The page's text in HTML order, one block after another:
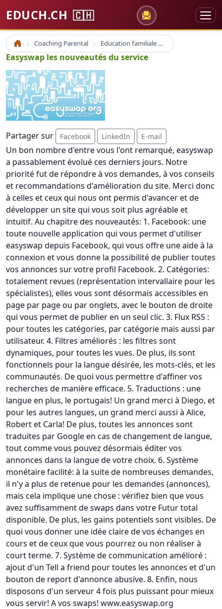
EDUCH.CH 🇨🇭
Accueil Coaching Parental Education familiale Parentalité Parent
Easyswap les nouveautés du service
Partager sur Facebook LinkedIn E-mail
Un bon nombre d'entre vous l'ont remarqué, easyswap
a passablement évolué ces derniers jours. Notre
priorité fut de répondre à vos demandes, à vos conseils
et recommandations d'amélioration du site. Merci donc
à celles et ceux qui nous ont permis d'avancer et de
développer un site qui vous soit plus agréable et
intuitif. Au chapitre des nouveautés: 1. Facebook: une
toute nouvelle application qui vous permet d'utiliser
easyswap depuis Facebook, qui vous offre une aide à la
connexion et vous donne la possibilité de publier toutes
vos annonces sur votre profil Facebook. 2. Catégories:
totalement revues (représentation intervallaire pour les
spécialistes), elles vous sont désormais accessibles en
page par page ou par onglets, avec le bouton de droite
qui vous permet de publier en un seul clic. 3. Flux RSS :
pour toutes les catégories, par catégorie mais aussi par
utilisateur. 4. Filtres améliorés : les filtres sont
dynamiques, pour toutes les vues. De plus, ils sont
fonctionnels pour la langue désirée, les mots-clés, et les
communautés. De quoi vous permettre d'affiner vos
recherches de manière efficace. 5. Traductions : une
langue en plus, le portugais! Un grand merci à Diego, et
pour les autres langues, un grand merci aussi à Alice,
Robert et Carla! De plus, toutes les annonces sont
traduites par Google en cas de changement de langue,
tout comme vous pouvez désormais éditer vos
annonces dans la langue de votre choix. 6. Système
monétaire facilité: à la suite de nombreuses demandes,
il n'y a plus de retenue pour les demandes (annonces),
mais cela implique une chose : vérifiez bien que vous
avez suffisamment de swaps dans votre Futur total
disponible. De plus, les gains potentiels sont visibles. De
quoi vous donner une idée claire de vos échanges en
cours et de ceux que vous pourrez ou non réaliser à
court terme. 7. Système de communication amélioré :
ajout d'un Tell a friend pour toutes les annonces et d'un
bouton de report d'annonce abusive. 8. Enfin, nous
disposons d'un serveur 4 fois plus puissant pour mieux
vous servir! A vos swaps! www.easyswap.org